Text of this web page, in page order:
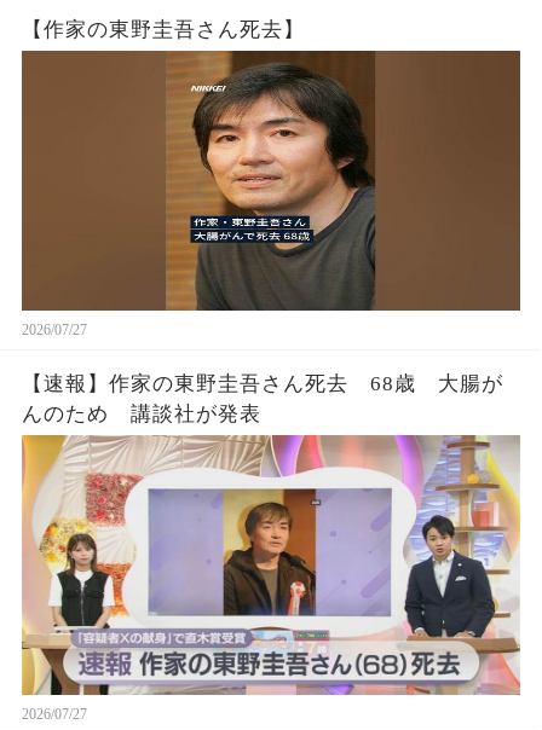
【作家の東野圭吾さん死去】
2026/07/27
【速報】作家の東野圭吾さん死去 68歳 大腸が
んのため 講談社が発表
2026/07/27